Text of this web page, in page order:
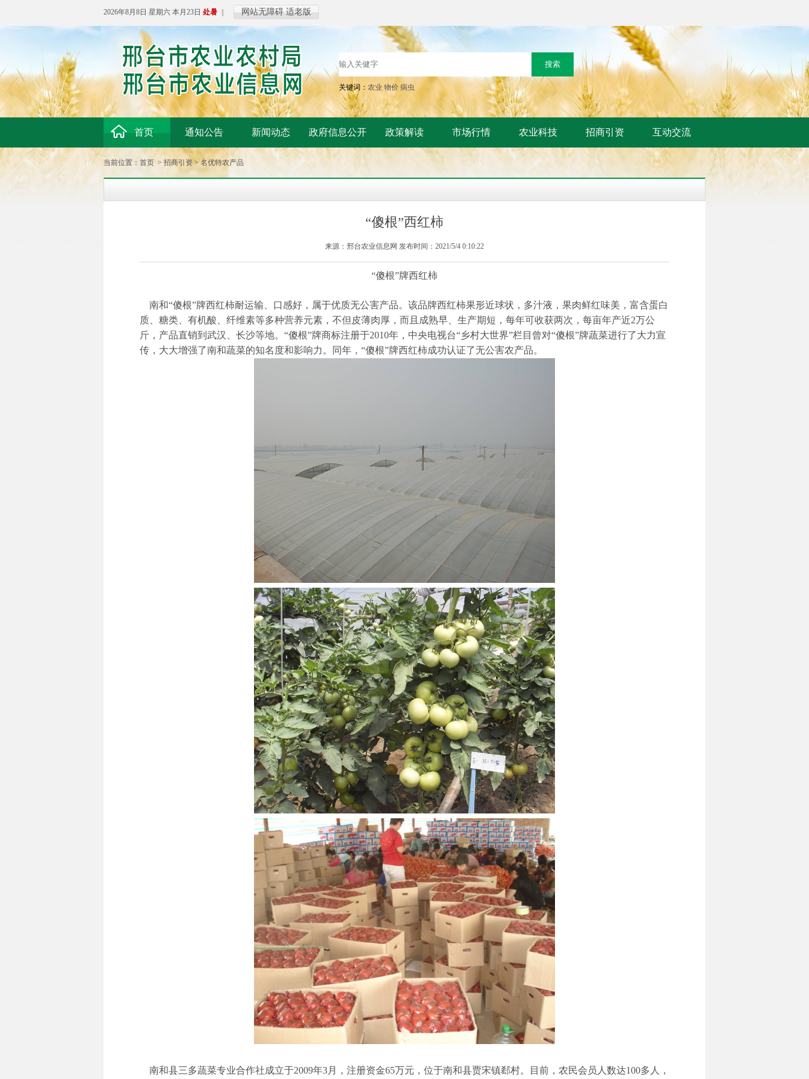
2026年8月8日 星期六 本月23日 处暑 网站无障碍 适老版
关键词： 农业 物价 病虫
首页 通知公告 新闻动态 政府信息公开 政策解读 市场行情 农业科技 招商引资 互动交流
当前位置： 首页 > 招商引资>名优特农产品
“傻根”西红柿
来源：邢台农业信息网 发布时间：2021/5/4 0:10:22
“傻根”牌西红柿
南和“傻根”牌西红柿耐运输、口感好，属于优质无公害产品。该品牌西红柿果形近球状，多汁液，果肉鲜红味美，富含蛋白
质、糖类、有机酸、纤维素等多种营养元素，不但皮薄肉厚，而且成熟早、生产期短，每年可收获两次，每亩年产近2万公
斤，产品直销到武汉、长沙等地。“傻根”牌商标注册于2010年，中央电视台“乡村大世界”栏目曾对“傻根”牌蔬菜进行了大力宣
传，大大增强了南和蔬菜的知名度和影响力。同年，“傻根”牌西红柿成功认证了无公害农产品。
南和县三多蔬菜专业合作社成立于2009年3月，注册资金65万元，位于南和县贾宋镇郄村。目前，农民会员人数达100多人，